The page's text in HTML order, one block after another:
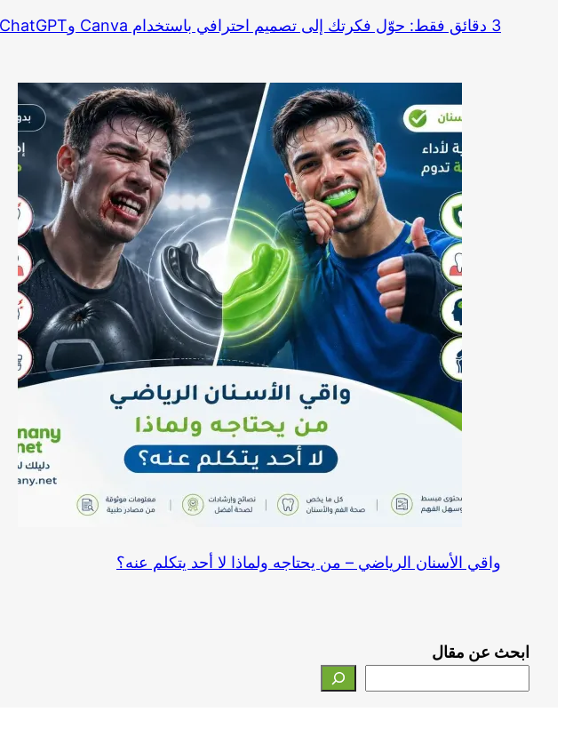
3 دقائق فقط: حوّل فكرتك إلى تصميم احترافي باستخدام Canva وChatGPT
واقي الأسنان الرياضي – من يحتاجه ولماذا لا أحد يتكلم عنه؟
ابحث عن مقال